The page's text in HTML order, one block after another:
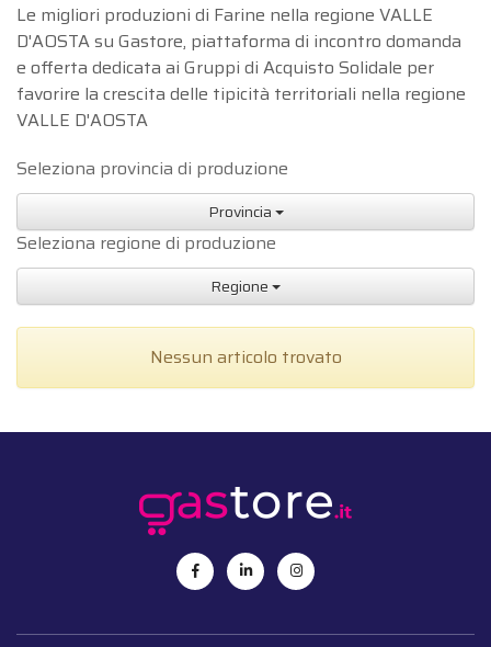
Le migliori produzioni di Farine nella regione VALLE
D'AOSTA su Gastore, piattaforma di incontro domanda
e offerta dedicata ai Gruppi di Acquisto Solidale per
favorire la crescita delle tipicità territoriali nella regione
VALLE D'AOSTA
Seleziona provincia di produzione
Provincia
Seleziona regione di produzione
Regione
Nessun articolo trovato